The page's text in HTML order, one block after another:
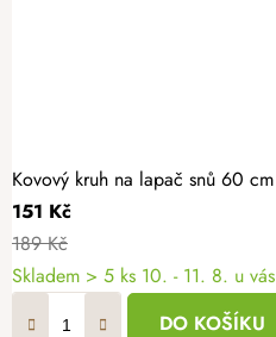
Kovový kruh na lapač snů 60 cm
151 Kč
189 Kč
Skladem > 5 ks 10. - 11. 8. u vás
DO KOŠÍKU